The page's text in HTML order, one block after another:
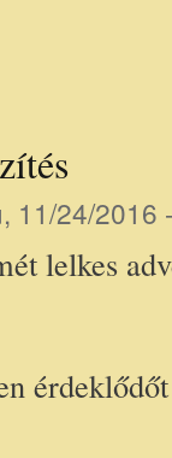
11/24/2016
lelkes